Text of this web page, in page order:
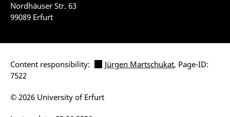
Nordhäuser Str. 63
99089 Erfurt
Content responsibility: Jürgen Martschukat, Page-ID:
7522
© 2026 University of Erfurt